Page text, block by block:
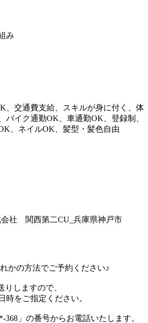
み
、交通費支給、スキルが身に付く、体
バイク通勤OK、車通勤OK、登録制、
、ネイルOK、髪型・髪色自由
社 関西第二CU_兵庫県神戸市
かの方法でご予約ください♪
りしますので、
時をご指定ください。
368」の番号からお電話いたします。